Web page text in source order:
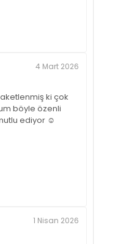
4 Mart 2026
ki çok
böyle özenli
ediyor ☺️
1 Nisan 2026